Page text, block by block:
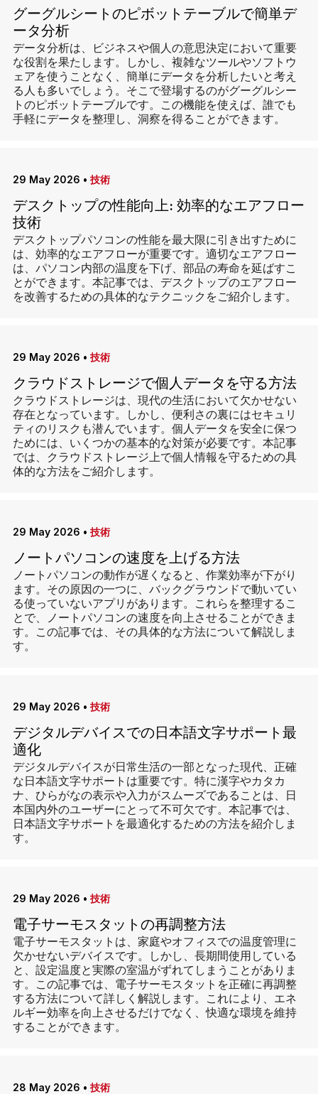
グーグルシートのピボットテーブルで簡単デ
ータ分析
データ分析は、ビジネスや個人の意思決定において重要
な役割を果たします。しかし、複雑なツールやソフトウ
ェアを使うことなく、簡単にデータを分析したいと考え
る人も多いでしょう。そこで登場するのがグーグルシー
トのピボットテーブルです。この機能を使えば、誰でも
手軽にデータを整理し、洞察を得ることができます。
29 May 2026 • 技術
デスクトップの性能向上: 効率的なエアフロー
技術
デスクトップパソコンの性能を最大限に引き出すために
は、効率的なエアフローが重要です。適切なエアフロー
は、パソコン内部の温度を下げ、部品の寿命を延ばすこ
とができます。本記事では、デスクトップのエアフロー
を改善するための具体的なテクニックをご紹介します。
29 May 2026 • 技術
クラウドストレージで個人データを守る方法
クラウドストレージは、現代の生活において欠かせない
存在となっています。しかし、便利さの裏にはセキュリ
ティのリスクも潜んでいます。個人データを安全に保つ
ためには、いくつかの基本的な対策が必要です。本記事
では、クラウドストレージ上で個人情報を守るための具
体的な方法をご紹介します。
29 May 2026 • 技術
ノートパソコンの速度を上げる方法
ノートパソコンの動作が遅くなると、作業効率が下がり
ます。その原因の一つに、バックグラウンドで動いてい
る使っていないアプリがあります。これらを整理するこ
とで、ノートパソコンの速度を向上させることができま
す。この記事では、その具体的な方法について解説しま
す。
29 May 2026 • 技術
デジタルデバイスでの日本語文字サポート最
適化
デジタルデバイスが日常生活の一部となった現代、正確
な日本語文字サポートは重要です。特に漢字やカタカ
ナ、ひらがなの表示や入力がスムーズであることは、日
本国内外のユーザーにとって不可欠です。本記事では、
日本語文字サポートを最適化するための方法を紹介しま
す。
29 May 2026 • 技術
電子サーモスタットの再調整方法
電子サーモスタットは、家庭やオフィスでの温度管理に
欠かせないデバイスです。しかし、長期間使用している
と、設定温度と実際の室温がずれてしまうことがありま
す。この記事では、電子サーモスタットを正確に再調整
する方法について詳しく解説します。これにより、エネ
ルギー効率を向上させるだけでなく、快適な環境を維持
することができます。
28 May 2026 • 技術